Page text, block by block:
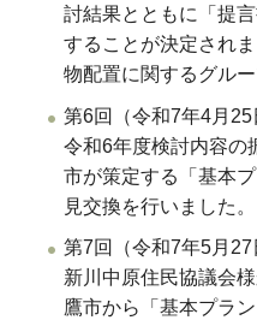
討結果とともに「提
することが決定され
物配置に関するグル
第6回（令和7年4月25
令和6年度検討内容の
市が策定する「基本
見交換を行いました。
第7回（令和7年5月27
新川中原住民協議会
鷹市から「基本プラ